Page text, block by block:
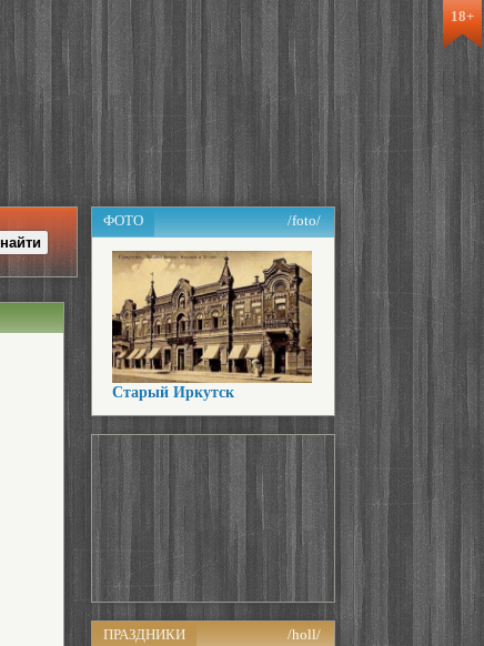
18+
ФОТО /foto/
Старый Иркутск
ПРАЗДНИКИ /holl/